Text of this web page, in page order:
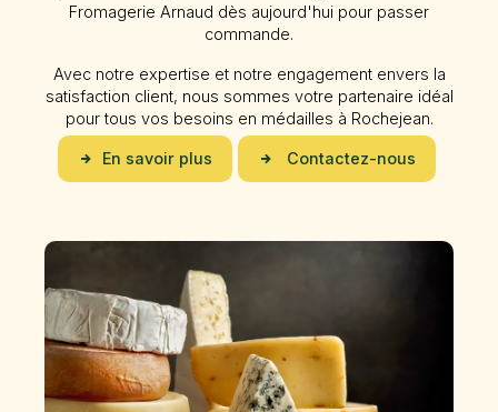
Fromagerie Arnaud dès aujourd'hui pour passer
commande.
Avec notre expertise et notre engagement envers la
satisfaction client, nous sommes votre partenaire idéal
pour tous vos besoins en médailles à Rochejean.
En savoir plus Contactez-nous